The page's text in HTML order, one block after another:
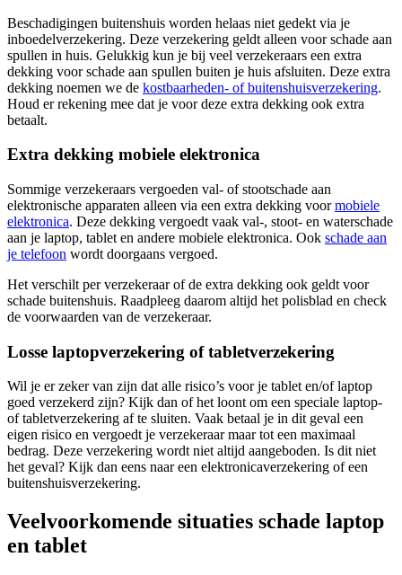
Beschadigingen buitenshuis worden helaas niet gedekt via je
inboedelverzekering. Deze verzekering geldt alleen voor schade aan
spullen in huis. Gelukkig kun je bij veel verzekeraars een extra
dekking voor schade aan spullen buiten je huis afsluiten. Deze extra
dekking noemen we de kostbaarheden- of buitenshuisverzekering.
Houd er rekening mee dat je voor deze extra dekking ook extra
betaalt.
Extra dekking mobiele elektronica
Sommige verzekeraars vergoeden val- of stootschade aan
elektronische apparaten alleen via een extra dekking voormobiele
elektronica. Deze dekking vergoedt vaak val-, stoot- en waterschade
aan je laptop, tablet en andere mobiele elektronica. Ook schade aan
je telefoon wordt doorgaans vergoed.
Het verschilt per verzekeraar of de extra dekking ook geldt voor
schade buitenshuis. Raadpleeg daarom altijd het polisblad en check
de voorwaarden van de verzekeraar.
Losse laptopverzekering of tabletverzekering
Wil je er zeker van zijn dat alle risico’s voor je tablet en/of laptop
goed verzekerd zijn? Kijk dan of het loont om een speciale laptop-
of tabletverzekering af te sluiten. Vaak betaal je in dit geval een
eigen risico en vergoedt je verzekeraar maar tot een maximaal
bedrag. Deze verzekering wordt niet altijd aangeboden. Is dit niet
het geval? Kijk dan eens naar een elektronicaverzekering of een
buitenshuisverzekering.
Veelvoorkomende situaties schade laptop
en tablet